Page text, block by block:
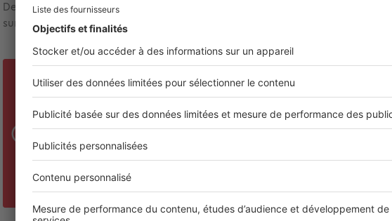
De la même manière, si l’un des propriétaires cause des
dégradations par
sur le mur en question, les réparations qui en découleront seront
Références juridiques
Articles 655 et suivants du Code civil
Cass. 3e civ. 23 nov. 1976, n°75-11367
Cass. 3e civ. 21 mars 1990, n°88-16258
CA Bordeaux, 1re ch. civ., 3 sept. 2013, n°12/02451
Cass. 3e civ., 12 déc. 2019, n°18-23.076